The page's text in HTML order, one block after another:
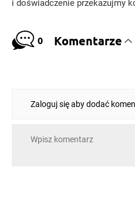
i doświadczenie przekazujmy
0 Komentarze
Zaloguj się aby dodać